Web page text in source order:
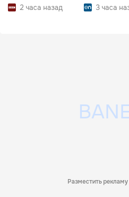
2 часа назад
3 часа
Разместить